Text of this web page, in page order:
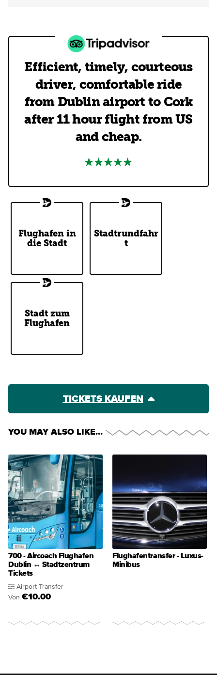
Efficient, timely, courteous
driver, comfortable ride
from Dublin airport to Cork
after 11 hour flight from US
and cheap.
Flughafen in
die Stadt
Single Ticket
Stadtrundfahr
t
Open-top bus
tour
Stadt zum
Flughafen
Single Ticket
TICKETS KAUFEN
YOU MAY ALSO LIKE…
700 - Aircoach Flughafen
Dublin ↔ Stadtzentrum
Tickets
Airport Transfer
Von €10.00
Flughafentransfer - Luxus-
Minibus